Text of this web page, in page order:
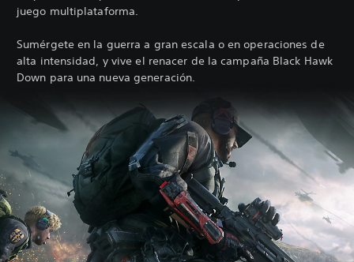
juego multiplataforma.
Sumérgete en la guerra a gran escala o en operaciones de
alta intensidad, y vive el renacer de la campaña Black Hawk
Down para una nueva generación.